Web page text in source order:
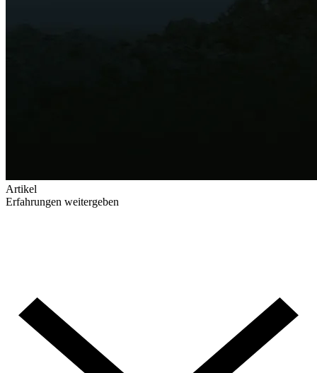
Artikel
Erfahrungen weitergeben